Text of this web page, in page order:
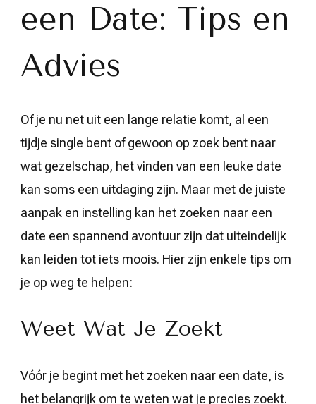
Date
een Date: Tips en
Advies
Of je nu net uit een lange relatie komt, al een
tijdje single bent of gewoon op zoek bent naar
wat gezelschap, het vinden van een leuke date
kan soms een uitdaging zijn. Maar met de juiste
aanpak en instelling kan het zoeken naar een
date een spannend avontuur zijn dat uiteindelijk
kan leiden tot iets moois. Hier zijn enkele tips om
je op weg te helpen:
Weet Wat Je Zoekt
Vóór je begint met het zoeken naar een date, is
het belangrijk om te weten wat je precies zoekt.